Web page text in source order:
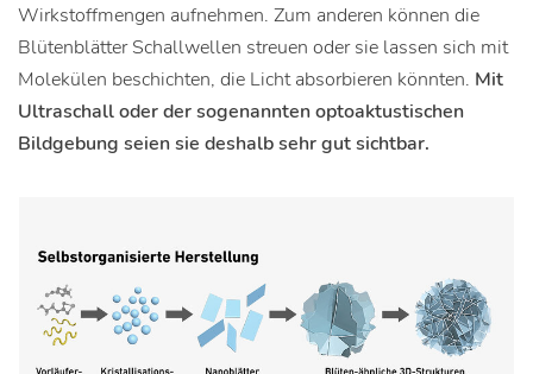
Wirkstoffmengen aufnehmen. Zum anderen können die
Blütenblätter Schallwellen streuen oder sie lassen sich mit
Molekülen beschichten, die Licht absorbieren könnten. Mit
Ultraschall oder der sogenannten optoaktustischen
Bildgebung seien sie deshalb sehr gut sichtbar.